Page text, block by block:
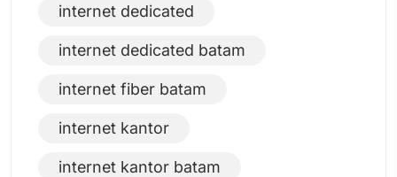
internet dedicated
internet dedicated batam
internet fiber batam
internet kantor
internet kantor batam